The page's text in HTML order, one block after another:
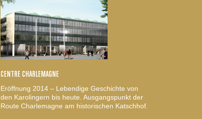
CENTRE CHARLEMAGNE
Eröffnung 2014 – Lebendige Geschichte von
den Karolingern bis heute. Ausgangspunkt der
Route Charlemagne am historischen Katschhof.